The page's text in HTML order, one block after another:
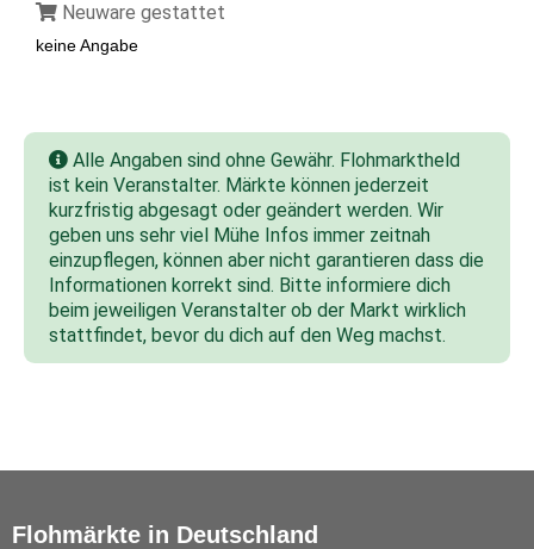
Neuware gestattet
keine Angabe
Alle Angaben sind ohne Gewähr. Flohmarktheld
ist kein Veranstalter. Märkte können jederzeit
kurzfristig abgesagt oder geändert werden. Wir
geben uns sehr viel Mühe Infos immer zeitnah
einzupflegen, können aber nicht garantieren dass die
Informationen korrekt sind. Bitte informiere dich
beim jeweiligen Veranstalter ob der Markt wirklich
stattfindet, bevor du dich auf den Weg machst.
Flohmärkte in Deutschland